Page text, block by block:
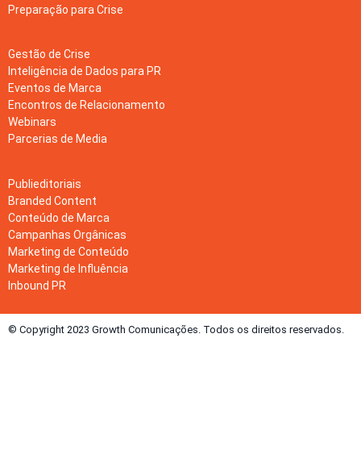
Preparação para Crise
Gestão de Crise
Inteligência de Dados para PR
Eventos de Marca
Encontros de Relacionamento
Webinars
Parcerias de Media
Publieditoriais
Branded Content
Conteúdo de Marca
Campanhas Orgânicas
Marketing de Conteúdo
Marketing de Influência
Inbound PR
© Copyright 2023 Growth Comunicações. Todos os direitos reservados.